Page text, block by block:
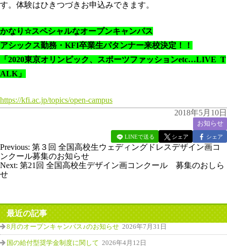
す。体験はひきつづきお申込みできます。
かなり☆スペシャルなオープンキャンパス
アシックス勤務・ KFI卒業生パタンナー来校決定！！
「2020東京オリンピック、スポーツファッションetc…LIVE T
ALK」
https://kfi.ac.jp/topics/open-campus
2018年5月10日
お知らせ
LINEで送る シェア シェア
Previous: 第３回 全国高校生ウェディングドレスデザイン画コ
ンクール募集のお知らせ
Next: 第21回 全国高校生デザイン画コンクール 募集のおしら
せ
最近の記事
8月のオープンキャンパス♪のお知らせ 2026年7月31日
国の給付型奨学金制度に関して 2026年4月12日